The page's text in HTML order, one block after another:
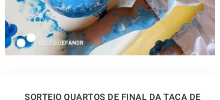
SORTEIO QUARTOS DE FINAL DA TAÇA DE